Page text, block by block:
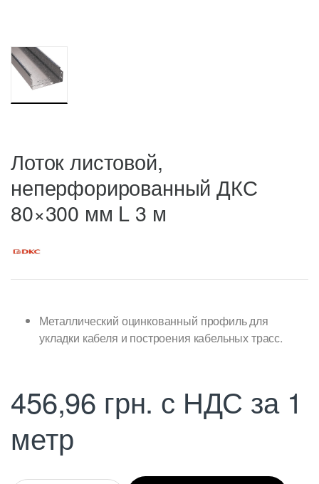
Лоток листовой,
неперфорированный ДКС
80×300 мм L 3 м
Металлический оцинкованный профиль для
укладки кабеля и построения кабельных трасс.
456,96 грн. с НДС за 1
метр